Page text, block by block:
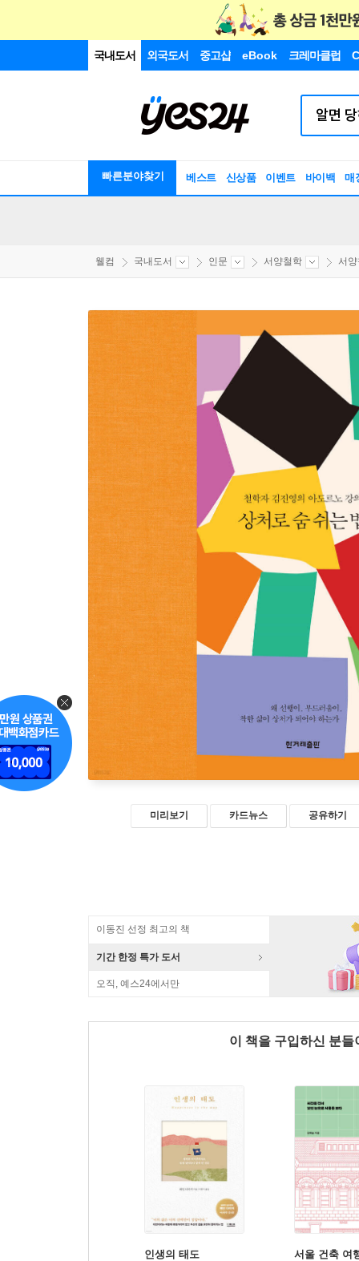
국내도서 외국도서 중고샵 eBook 크레마클럽
빠른분야찾기 베스트 신상품 이벤트 바이백 매
웰컴 국내도서 인문 서양철학 서
미리보기 카드뉴스 공유하기
이동진 선정 최고의 책
기간 한정 특가 도서
오직, 예스24에서만
이 책을 구입하신 분
인생의 태도 서울 건축 여